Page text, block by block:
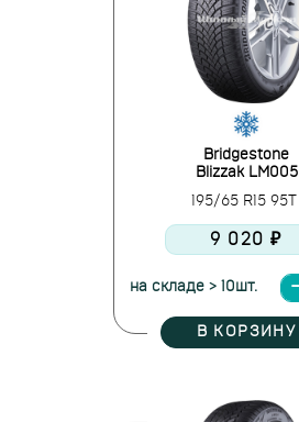
Bridgestone
Blizzak LM005
195/65 R15 95T
9 020 ₽
на складе > 10шт.
В КОРЗИНУ